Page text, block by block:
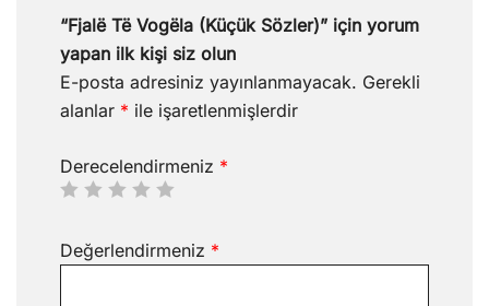
“Fjalë Të Vogëla (Küçük Sözler)” için yorum
yapan ilk kişi siz olun
E-posta adresiniz yayınlanmayacak. Gerekli
alanlar * ile işaretlenmişlerdir
Derecelendirmeniz *
Değerlendirmeniz *